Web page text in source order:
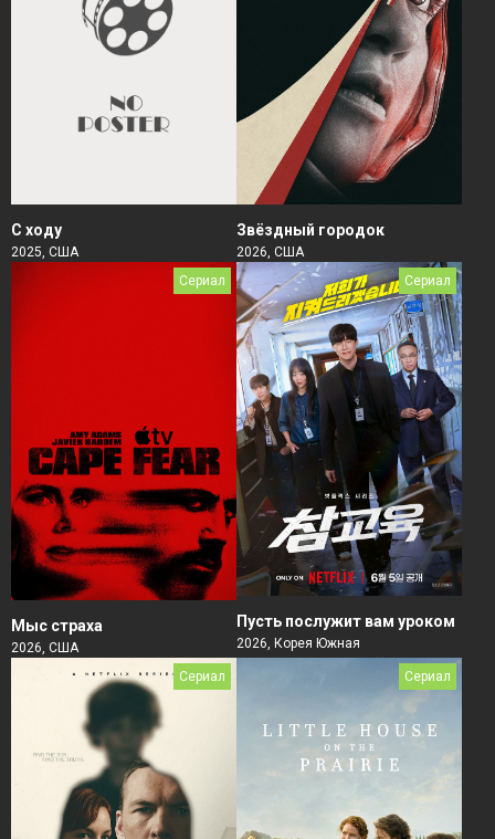
С ходу
2025, США
Звёздный городок
2026, США
Сериал
Мыс страха
2026, США
Сериал
Пусть послужит вам уроком
2026, Корея Южная
Сериал Сериал